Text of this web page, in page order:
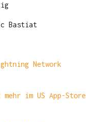
Bastiat
Network
im US App-Store